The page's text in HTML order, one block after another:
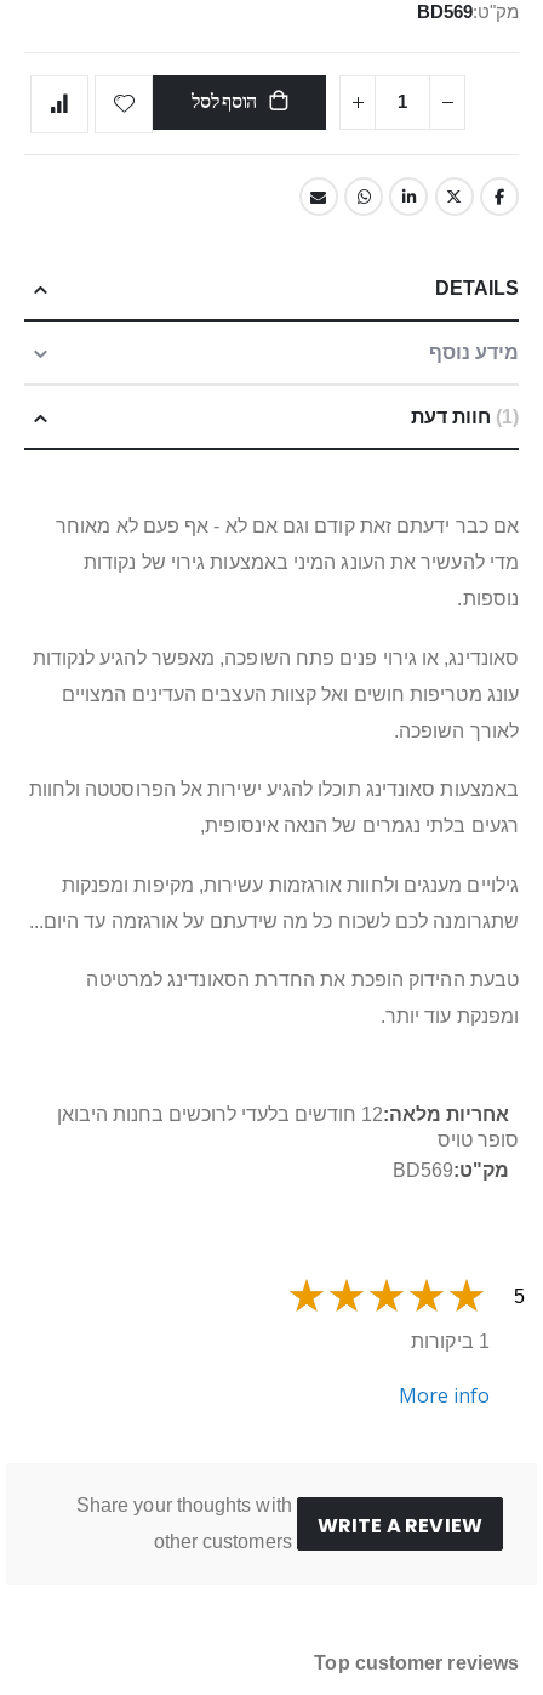
מק"ט BD569
הוסף לסל
DETAILS
מידע נוסף
1 חוות דעת
אם כבר ידעתם זאת קודם וגם אם לא - אף פעם לא מאוחר
מדי להעשיר את העונג המיני באמצעות גירוי של נקודות
נוספות.
סאונדינג, או גירוי פנים פתח השופכה, מאפשר להגיע לנקודות
עונג מטריפות חושים ואל קצוות העצבים העדינים המצויים
לאורך השופכה.
באמצעות סאונדינג תוכלו להגיע ישירות אל הפרוסטטה ולחוות
רגעים בלתי נגמרים של הנאה אינסופית,
גילויים מענגים ולחוות אורגזמות עשירות, מקיפות ומפנקות
שתגרומנה לכם לשכוח כל מה שידעתם על אורגזמה עד היום...
טבעת ההידוק הופכת את החדרת הסאונדינג למרטיטה
ומפנקת עוד יותר.
מידע
נוסף
12 חודשים בלעדי לרוכשים בחנות היבואן
סופר טויס
BD569
5
1 ביקורות
More info
WRITE A REVIEW
Share your thoughts with
other customers
Top customer reviews